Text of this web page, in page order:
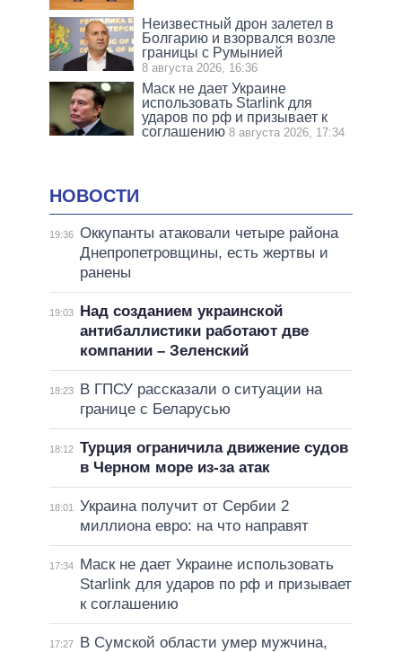
Неизвестный дрон залетел в
Болгарию и взорвался возле
границы с Румынией
8 августа 2026, 16:36
Маск не дает Украине
использовать Starlink для
ударов по рф и призывает к
соглашению 8 августа 2026, 17:34
НОВОСТИ
19:36 Оккупанты атаковали четыре района
Днепропетровщины, есть жертвы и
ранены
19:03
Над созданием украинской
антибаллистики работают две
компании – Зеленский
18:23
В ГПСУ рассказали о ситуации на
границе с Беларусью
18:12 Турция ограничила движение судов
в Черном море из-за атак
18:01
Украина получит от Сербии 2
миллиона евро: на что направят
17:34
Маск не дает Украине использовать
Starlink для ударов по рф и призывает
к соглашению
17:27
В Сумской области умер мужчина,